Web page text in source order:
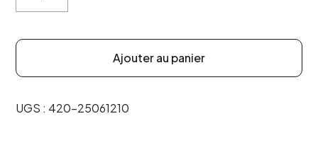
Ajouter au panier
UGS : 420-25061210